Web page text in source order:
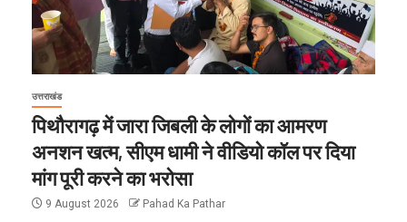
उत्तराखंड
पिथौरागढ़ में जारा जिबली के लोगों का आमरण
अनशन खत्म, सीएम धामी ने वीडियो कॉल पर दिया
मांग पूरी करने का भरोसा
9 August 2026 Pahad Ka Pathar